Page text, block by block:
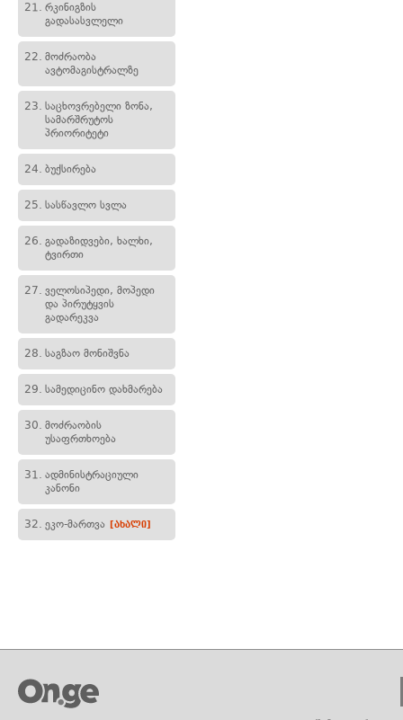
21. რკინიგზის
გადასასვლელი
22. მოძრაობა
ავტომაგისტრალზე
23. საცხოვრებელი ზონა,
სამარშრუტოს
პრიორიტეტი
24. ბუქსირება
25. სასწავლო სვლა
26. გადაზიდვები, ხალხი,
ტვირთი
27. ველოსიპედი, მოპედი
და პირუტყვის
გადარეკვა
28. საგზაო მონიშვნა
29. სამედიცინო დახმარება
30. მოძრაობის
უსაფრთხოება
31. ადმინისტრაციული
კანონი
32. ეკო-მართვა [ახალი]